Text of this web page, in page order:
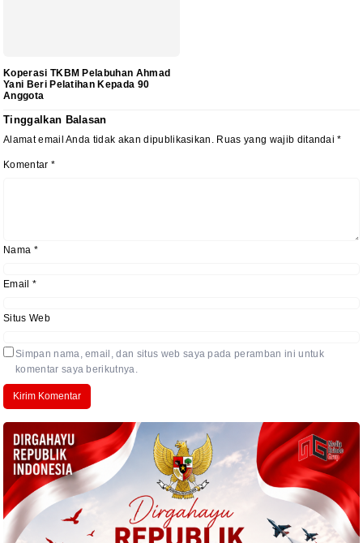
Koperasi TKBM Pelabuhan Ahmad
Yani Beri Pelatihan Kepada 90
Anggota
Tinggalkan Balasan
Alamat email Anda tidak akan dipublikasikan. Ruas yang wajib ditandai*
Komentar *
Nama *
Email *
Situs Web
Simpan nama, email, dan situs web saya pada peramban ini untuk
komentar saya berikutnya.